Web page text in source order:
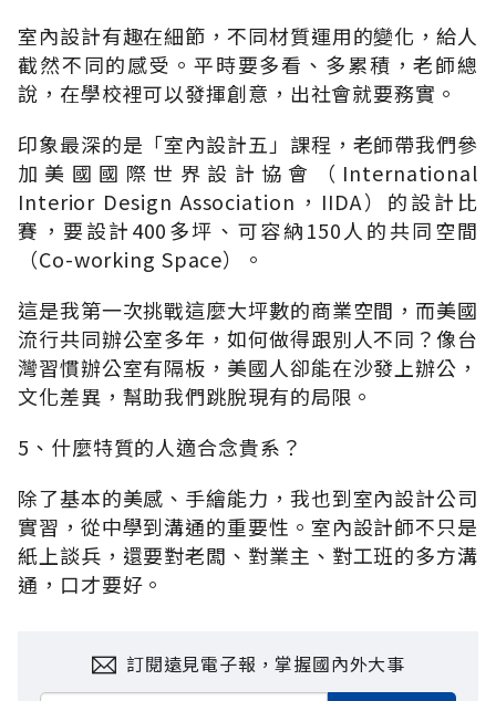
室內設計有趣在細節，不同材質運用的變化，給人
截然不同的感受。平時要多看、多累積，老師總
說，在學校裡可以發揮創意，出社會就要務實。
印象最深的是「室內設計五」課程，老師帶我們參
加美國國際世界設計協會（International
Interior Design Association，IIDA）的設計比
賽，要設計400多坪、可容納150人的共同空間
（Co-working Space）。
這是我第一次挑戰這麼大坪數的商業空間，而美國
流行共同辦公室多年，如何做得跟別人不同？像台
灣習慣辦公室有隔板，美國人卻能在沙發上辦公，
文化差異，幫助我們跳脫現有的局限。
5、什麼特質的人適合念貴系？
除了基本的美感、手繪能力，我也到室內設計公司
實習，從中學到溝通的重要性。室內設計師不只是
紙上談兵，還要對老闆、對業主、對工班的多方溝
通，口才要好。
訂閱遠見電子報，掌握國內外大事